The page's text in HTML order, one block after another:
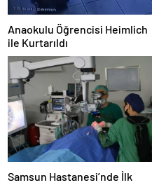
Anaokulu Öğrencisi Heimlich
ile Kurtarıldı
Samsun Hastanesi’nde İlk